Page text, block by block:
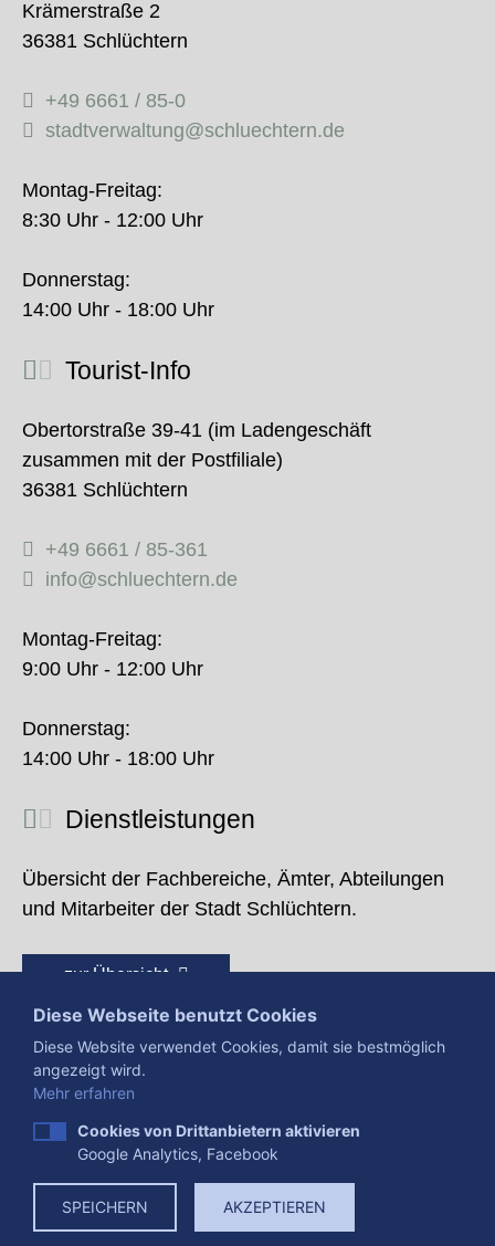
Krämerstraße 2
36381 Schlüchtern
+49 6661 / 85-0
stadtverwaltung@schluechtern.de
Montag-Freitag:
8:30 Uhr - 12:00 Uhr
Donnerstag:
14:00 Uhr - 18:00 Uhr
Tourist-Info
Obertorstraße 39-41 (im Ladengeschäft
zusammen mit der Postfiliale)
36381 Schlüchtern
+49 6661 / 85-361
info@schluechtern.de
Montag-Freitag:
9:00 Uhr - 12:00 Uhr
Donnerstag:
14:00 Uhr - 18:00 Uhr
Dienstleistungen
Übersicht der Fachbereiche, Ämter, Abteilungen
und Mitarbeiter der Stadt Schlüchtern.
zur Übersicht
Presse Impressum
Datenschutzerklärung
Datenverarbeitung
Cookies
Diese Webseite benutzt Cookies
Diese Website verwendet Cookies, damit sie bestmöglich
angezeigt wird.
Mehr erfahren
Cookies von Drittanbietern aktivieren
Google Analytics, Facebook
SPEICHERN AKZEPTIEREN